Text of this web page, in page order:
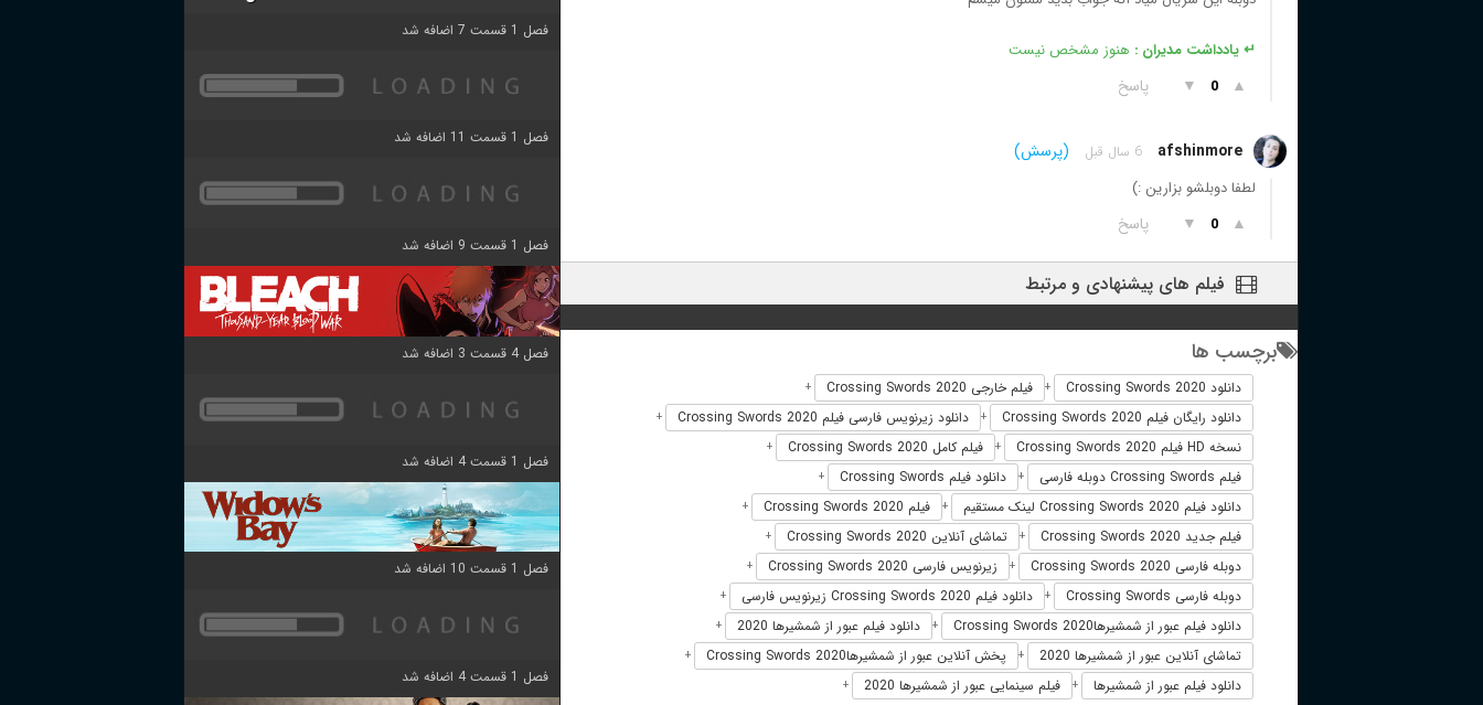
↵ یادداشت مدیران : هنوز مشخص نیست
▲
0
▼ پاسخ
afshinmore 6 سال قبل (پرسش)
لطفا دوبلشو بزارین :)
▲
0
▼ پاسخ
فیلم های پیشنهادی و مرتبط
برچسب ها
دانلود Crossing Swords 2020 + فیلم خارجی Crossing Swords 2020 +
دانلود رایگان فیلم Crossing Swords 2020 + دانلود زیرنویس فارسی فیلم Crossing Swords 2020 +
نسخه HD فیلم Crossing Swords 2020 + فیلم کامل Crossing Swords 2020 +
فیلم Crossing Swords دوبله فارسی + دانلود فیلم Crossing Swords +
دانلود فیلم Crossing Swords 2020 لینک مستقیم + فیلم Crossing Swords 2020 +
فیلم جدید Crossing Swords 2020 + تماشای آنلاین Crossing Swords 2020 +
دوبله فارسی Crossing Swords 2020 + زیرنویس فارسی Crossing Swords 2020 +
دوبله فارسی Crossing Swords + دانلود فیلم Crossing Swords 2020 زیرنویس فارسی +
دانلود فیلم عبور از شمشیرهاCrossing Swords 2020 + دانلود فیلم عبور از شمشیرها 2020 +
تماشای آنلاین عبور از شمشیرها 2020 + پخش آنلاین عبور از شمشیرهاCrossing Swords 2020 +
دانلود فیلم عبور از شمشیرها + فیلم سینمایی عبور از شمشیرها 2020 +
فصل 1 قسمت 7 اضافه شد
فصل 1 قسمت 11 اضافه شد
فصل 1 قسمت 9 اضافه شد
فصل 4 قسمت 3 اضافه شد
فصل 1 قسمت 4 اضافه شد
فصل 1 قسمت 10 اضافه شد
فصل 1 قسمت 4 اضافه شد